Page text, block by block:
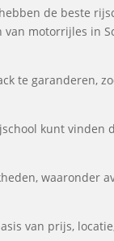
de beste
motorrijles in
te garanderen,
kunt vinden
waaronder
van prijs,